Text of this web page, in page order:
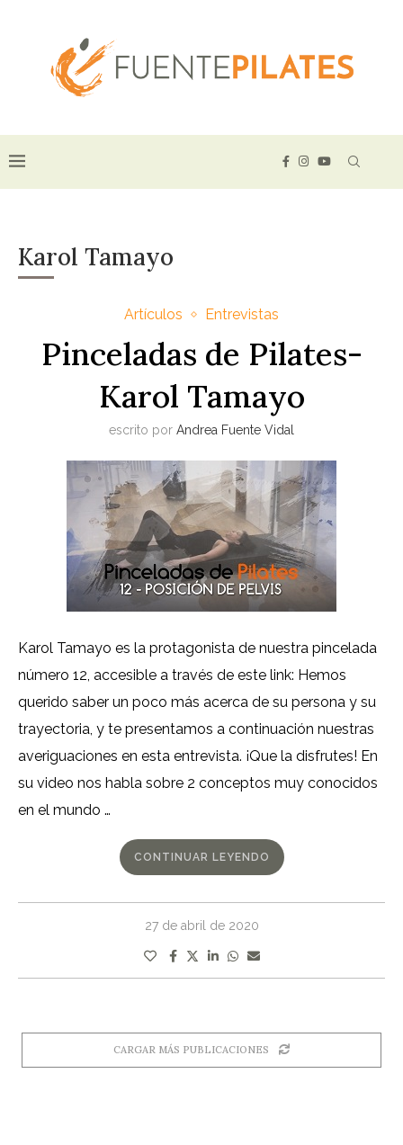
Karol Tamayo
Artículos Entrevistas
Pinceladas de Pilates-
Karol Tamayo
escrito por Andrea Fuente Vidal
Karol Tamayo es la protagonista de nuestra pincelada
número 12, accesible a través de este link: Hemos
querido saber un poco más acerca de su persona y su
trayectoria, y te presentamos a continuación nuestras
averiguaciones en esta entrevista. ¡Que la disfrutes! En
su video nos habla sobre 2 conceptos muy conocidos
en el mundo …
CONTINUAR LEYENDO
27 de abril de 2020
CARGAR MÁS PUBLICACIONES